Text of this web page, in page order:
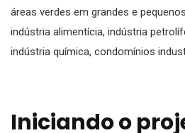
áreas verdes em grandes e
indústria alimentícia, indústria
indústria química, condomínios
Iniciando o